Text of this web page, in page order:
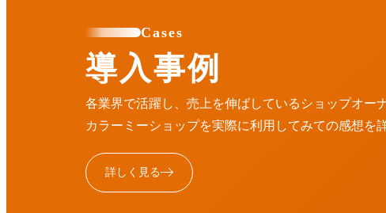
Cases
導入事例
各業界で活躍し、売上を伸ばしているショップオー
カラーミーショップを実際に利用してみての感想を
詳しく見る